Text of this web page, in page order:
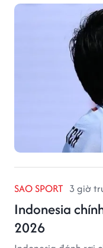
2026.
SAO SPORT 3 giờ
Indonesia
2026